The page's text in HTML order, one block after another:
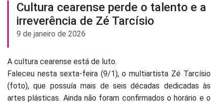
Cultura cearense perde o talento e a
irreverência de Zé Tarcísio
9 de janeiro de 2026
A cultura cearense está de luto.
Faleceu nesta sexta-feira (9/1), o multiartista Zé Tarcísio
(foto), que possuía mais de seis décadas dedicadas às
artes plásticas. Ainda não foram confirmados o horário e o